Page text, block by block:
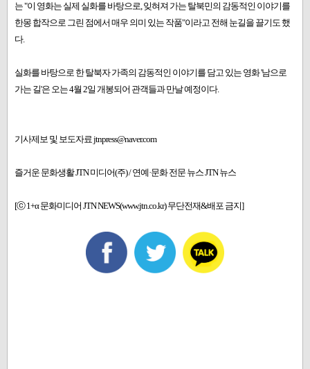
는 "이 영화는 실제 실화를 바탕으로, 잊혀져 가는 탈북민의 감동적인 이야기를
한몽 합작으로 그린 점에서 매우 의미 있는 작품"이라고 전해 눈길을 끌기도 했
다.
실화를 바탕으로 한 탈북자 가족의 감동적인 이야기를 담고 있는 영화 '남으로
가는 길'은 오는 4월 2일 개봉되어 관객들과 만날 예정이다.
기사제보 및 보도자료 jtnpress@naver.com
즐거운 문화생활 JTN 미디어(주) / 연예·문화 전문 뉴스 JTN 뉴스
[ⓒ 1+α 문화미디어 JTN NEWS(www.jtn.co.kr) 무단전재&배포 금지]